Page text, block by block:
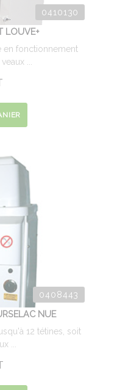
0410130
LOUVE+
en fonctionnement
...
0408443
NUE
12 tétines, soit
...